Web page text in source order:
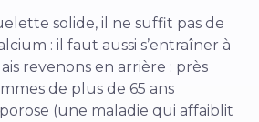
solide, il ne suffit pas de
: il faut aussi s’entraîner à
revenons en arrière : près
de plus de 65 ans
(une maladie qui affaiblit